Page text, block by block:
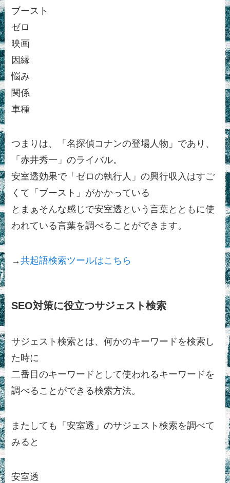
ブースト
ゼロ
映画
因縁
悩み
関係
車種
つまりは、「名探偵コナンの登場人物」であり、
「赤井秀一」のライバル。
安室透効果で「ゼロの執行人」の興行収入はすご
くて「ブースト」がかかっている
とまぁそんな感じで安室透という言葉とともに使
われている言葉を調べることができます。
→共起語検索ツールはこちら
SEO対策に役立つサジェスト検索
サジェスト検索とは、何かのキーワードを検索し
た時に
二番目のキーワードとして使われるキーワードを
調べることができる検索方法。
またしても「安室透」のサジェスト検索を調べて
みると
安室透